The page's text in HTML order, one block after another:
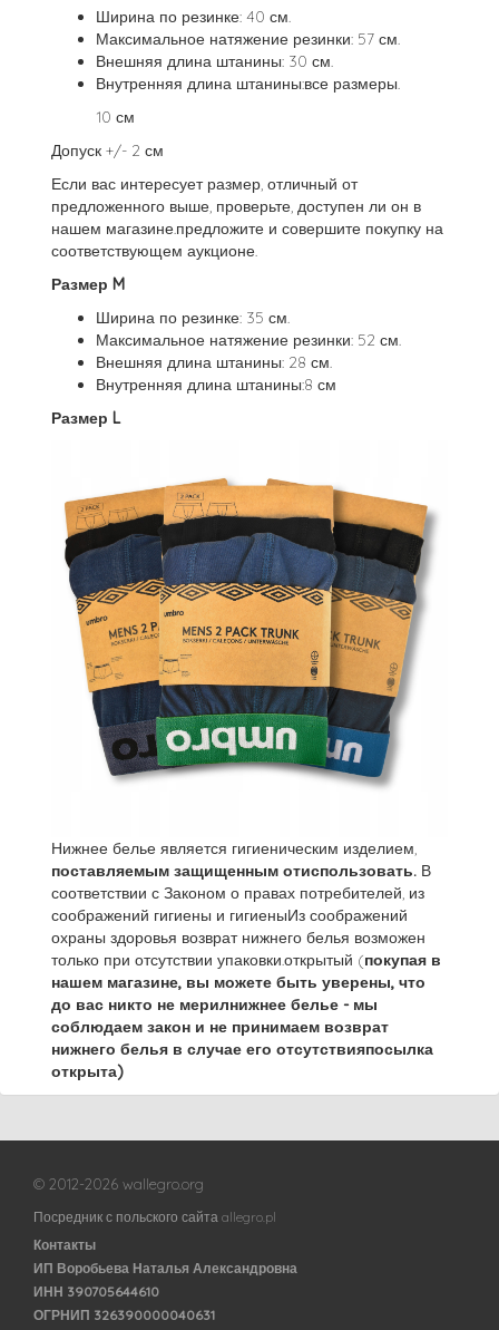
Ширина по резинке: 40 см.
Максимальное натяжение резинки: 57 см.
Внешняя длина штанины: 30 см.
Внутренняя длина штанины:все размеры.
10 см
Допуск +/- 2 см
Если вас интересует размер, отличный от
предложенного выше, проверьте, доступен ли он в
нашем магазине.предложите и совершите покупку на
соответствующем аукционе.
Размер M
Ширина по резинке: 35 см.
Максимальное натяжение резинки: 52 см.
Внешняя длина штанины: 28 см.
Внутренняя длина штанины:8 см
Размер L
Нижнее белье является гигиеническим изделием,
поставляемым защищенным отиспользовать. В
соответствии с Законом о правах потребителей, из
соображений гигиены и гигиеныИз соображений
охраны здоровья возврат нижнего белья возможен
только при отсутствии упаковки.открытый (покупая в
нашем магазине, вы можете быть уверены, что
до вас никто не мерилнижнее белье - мы
соблюдаем закон и не принимаем возврат
нижнего белья в случае его отсутствияпосылка
открыта)
© 2012-2026 wallegro.org
Посредник с польского сайта allegro.pl
Контакты
ИП Воробьева Наталья Александровна
ИНН 390705644610
ОГРНИП 326390000040631